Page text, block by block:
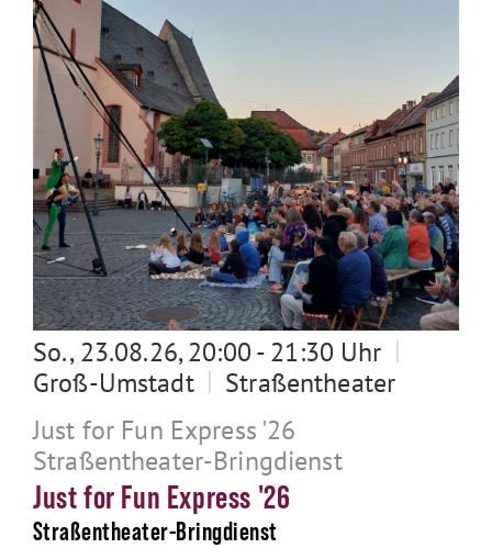
So., 23.08.26, 20:00 - 21:30 Uhr |
Groß-Umstadt | Straßentheater
Just for Fun Express '26
Straßentheater-Bringdienst
Just for Fun Express '26
Straßentheater-Bringdienst